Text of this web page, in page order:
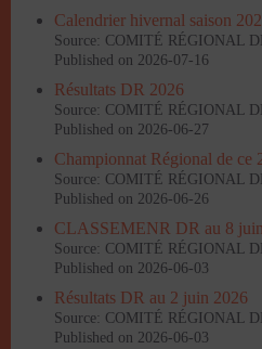
Calendrier hivernal saison
Source: COMITÉ RÉGIONAL
Published on 2026-07-16
Résultats DR 2026
Source: COMITÉ RÉGIONAL
Published on 2026-06-27
Championnat Régional de ce
Source: COMITÉ RÉGIONAL
Published on 2026-06-26
CLASSEMENR DR au 8
Source: COMITÉ RÉGIONAL
Published on 2026-06-03
Résultats DR au 2 juin 2026
Source: COMITÉ RÉGIONAL
Published on 2026-06-03